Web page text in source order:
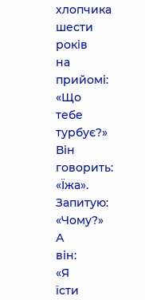
хлопчика
шести
років
на
прийомі:
«Що
тебе
турбує?»
Він
говорить:
«Їжа».
Запитую:
«Чому?»
А
він:
«Я
їсти